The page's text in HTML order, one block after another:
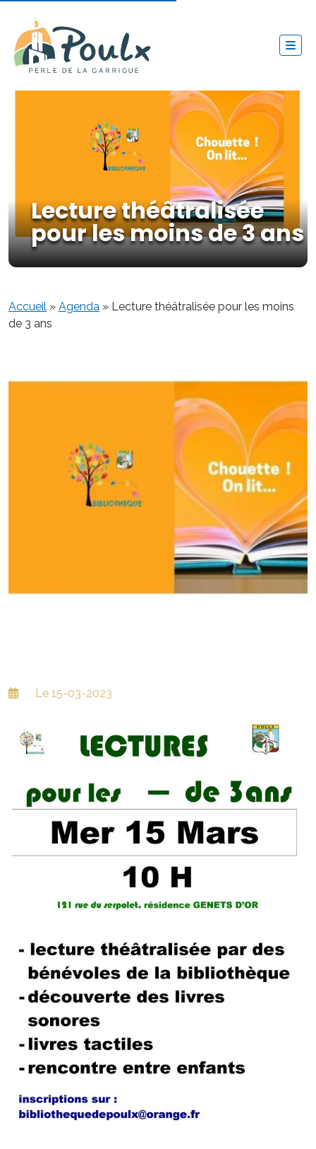
Lecture théâtralisée
pour les moins de 3 ans
Accueil » Agenda » Lecture théâtralisée pour les moins
de 3 ans
Le 15-03-2023